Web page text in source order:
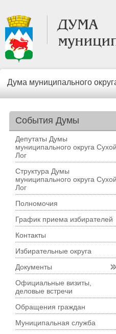
Дума муниципального
События Думы
Депутаты Думы
муниципального округа Сухой
Лог
Структура Думы
муниципального округа Сухой
Лог
Полномочия
График приема избирателей
Контакты
Избирательные округа
Документы
Официальные визиты,
деловые встречи
Обращения граждан
Муниципальная служба